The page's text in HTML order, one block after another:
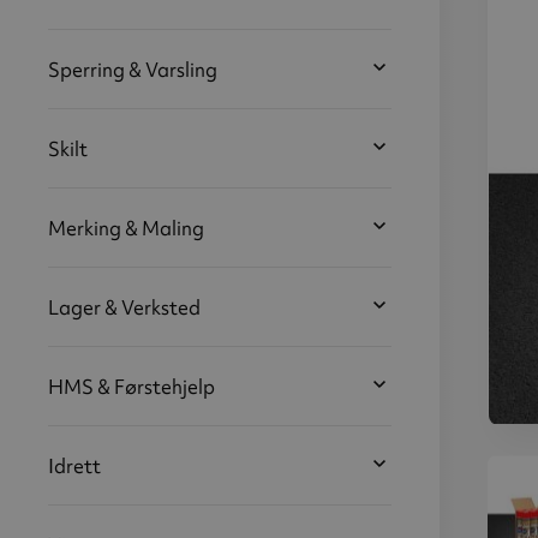
Sperring & Varsling
Skilt
Merking & Maling
Lager & Verksted
HMS & Førstehjelp
Idrett